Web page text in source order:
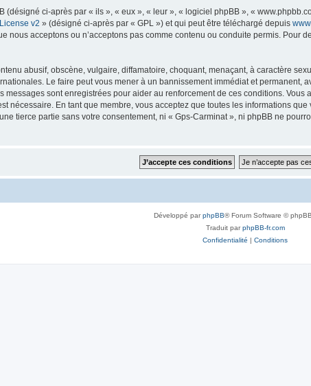
(désigné ci-après par « ils », « eux », « leur », « logiciel phpBB », «
v2 » (désigné ci-après par « GPL ») et qui peut être téléchargé depuis
nous acceptons ou n’acceptons pas comme contenu ou conduite permis. Pour
abusif, obscène, vulgaire, diffamatoire, choquant, menaçant, à caractère
Le faire peut vous mener à un bannissement immédiat et permanent,
messages sont enregistrées pour aider au renforcement de ces conditions.
nécessaire. En tant que membre, vous acceptez que toutes les informations
tierce partie sans votre consentement, ni « Gps-Carminat », ni phpBB ne
Développé parphpBB® Forum Software ©
Traduit parphpBB-fr.com
Confidentialité | Conditions